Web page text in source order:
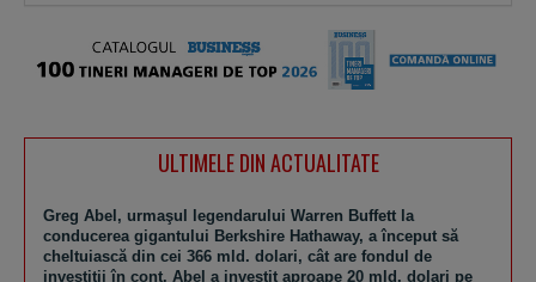
ULTIMELE DIN ACTUALITATE
Greg Abel, urmaşul legendarului Warren Buffett la
conducerea gigantului Berkshire Hathaway, a început să
cheltuiască din cei 366 mld. dolari, cât are fondul de
investiţii în cont. Abel a investit aproape 20 mld. dolari pe